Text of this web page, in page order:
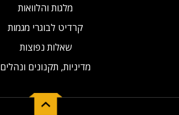
מלגות והלוואות
קרדיט לבוגרי מגמות
שאלות נפוצות
מדיניות, תקנונים ונהלים